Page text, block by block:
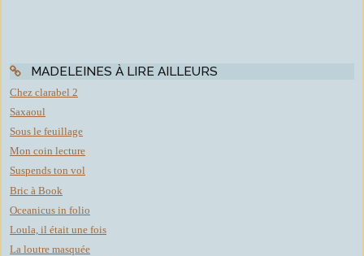
MADELEINES À LIRE AILLEURS
Chez clarabel 2
Saxaoul
Sous le feuillage
Mon coin lecture
Suspends ton vol
Bric à Book
Oceanicus in folio
Loula, il était une fois
La loutre masquée